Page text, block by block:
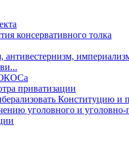
консервативного толка
антивестернизм,
приватизации
Конституцию и
уголовного и уголовно-